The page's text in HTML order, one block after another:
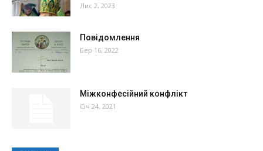
Лис 2, 2023
Повідомлення
Бер 16, 2022
Міжконфесійний конфлікт
Січ 24, 2021